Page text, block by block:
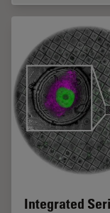
Integrated